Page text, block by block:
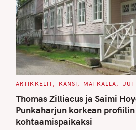
C
T
E
G
O
R
I
ARTIKKELIT KANSI MATKALLA
Thomas Zilliacus ja Saimi
Punkaharjun korkean profiilin
kohtaamispaikaksi